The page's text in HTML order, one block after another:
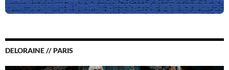
DELORAINE // PARIS